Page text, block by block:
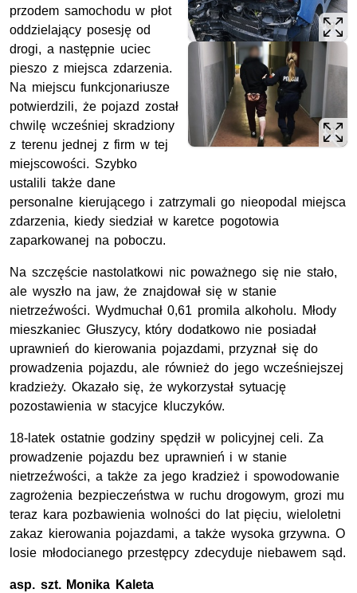
przodem samochodu w płot
oddzielający posesję od
drogi, a następnie uciec
pieszo z miejsca zdarzenia.
Na miejscu funkcjonariusze
potwierdzili, że pojazd został
chwilę wcześniej skradziony
z terenu jednej z firm w tej
miejscowości. Szybko
ustalili także dane
personalne kierującego i zatrzymali go nieopodal miejsca
zdarzenia, kiedy siedział w karetce pogotowia
zaparkowanej na poboczu.
Na szczęście nastolatkowi nic poważnego się nie stało,
ale wyszło na jaw, że znajdował się w stanie
nietrzeźwości. Wydmuchał 0,61 promila alkoholu. Młody
mieszkaniec Głuszycy, który dodatkowo nie posiadał
uprawnień do kierowania pojazdami, przyznał się do
prowadzenia pojazdu, ale również do jego wcześniejszej
kradzieży. Okazało się, że wykorzystał sytuację
pozostawienia w stacyjce kluczyków.
18-latek ostatnie godziny spędził w policyjnej celi. Za
prowadzenie pojazdu bez uprawnień i w stanie
nietrzeźwości, a także za jego kradzież i spowodowanie
zagrożenia bezpieczeństwa w ruchu drogowym, grozi mu
teraz kara pozbawienia wolności do lat pięciu, wieloletni
zakaz kierowania pojazdami, a także wysoka grzywna. O
losie młodocianego przestępcy zdecyduje niebawem sąd.
asp. szt. Monika Kaleta